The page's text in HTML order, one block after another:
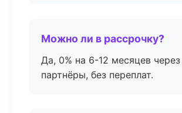
Можно ли в рассрочку?
Да, 0% на 6-12 месяцев
партнёры, без переплат.